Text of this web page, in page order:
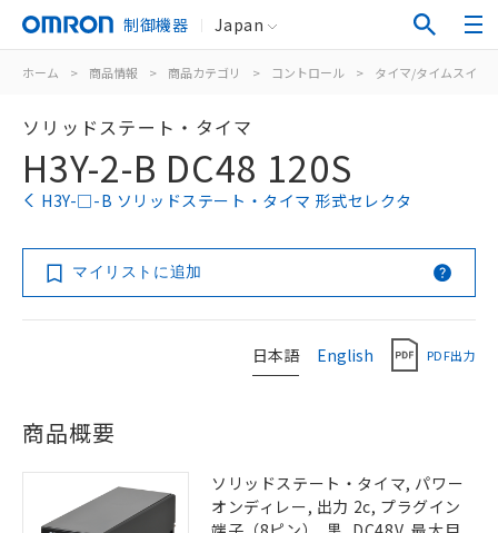
制御機器 Japan
ホーム > 商品情報 > 商品カテゴリ > コントロール > タイマ/タイムスイッ
ソリッドステート・タイマ
H3Y-2-B DC48 120S
H3Y-□-B ソリッドステート・タイマ 形式セレクタ
マイリストに追加
日本語 English PDF出力
商品概要
ソリッドステート・タイマ, パワー
オンディレー, 出力 2c, プラグイン